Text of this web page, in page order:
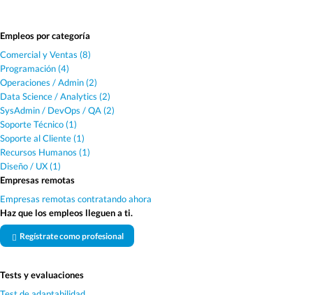
Empleos por categoría
Comercial y Ventas (8)
Programación (4)
Operaciones / Admin (2)
Data Science / Analytics (2)
SysAdmin / DevOps / QA (2)
Soporte Técnico (1)
Soporte al Cliente (1)
Recursos Humanos (1)
Diseño / UX (1)
Empresas remotas
Empresas remotas contratando ahora
Haz que los empleos lleguen a ti.
Regístrate como profesional
Tests y evaluaciones